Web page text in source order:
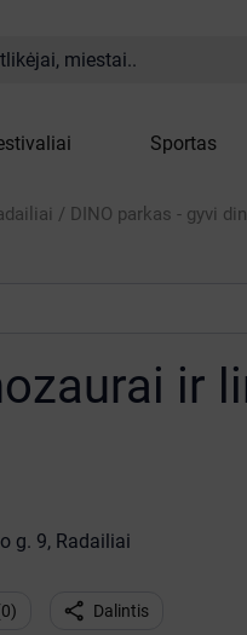
miestai..
Sportas
/ DINO parkas - gyvi
ir
g. 9, Radailiai
0)  Dalintis